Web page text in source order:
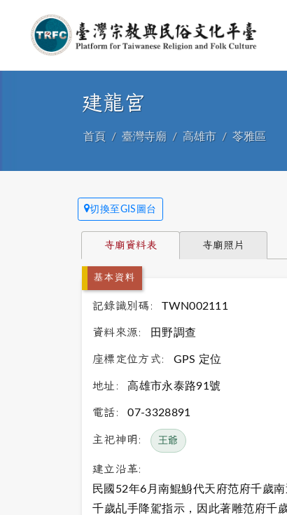
建龍宮
首頁 臺灣寺廟 高雄市 苓雅區
切換至GIS圖台
寺廟資料表 寺廟照片
基本資料
記錄識別碼: TWN002111
資料來源: 田野調查
座標定位方式: GPS 定位
地址: 高雄市永泰路91號
電話: 07-3328891
主祀神明: 王爺
建立沿革:
民國52年6月南鯤鯓代天府范府千歲
千歲乩手降駕指示，因此著雕范府千